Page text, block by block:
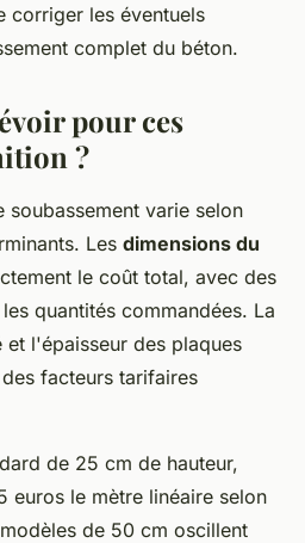
corriger les éventuels
complet du béton.
pour ces
?
soubassement varie selon
Les dimensions du
le coût total, avec des
quantités commandées. La
l'épaisseur des plaques
facteurs tarifaires
de 25 cm de hauteur,
euros le mètre linéaire selon
de 50 cm oscillent